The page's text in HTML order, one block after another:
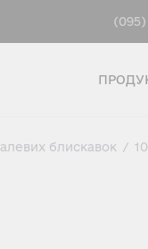
(095)
блискавок /